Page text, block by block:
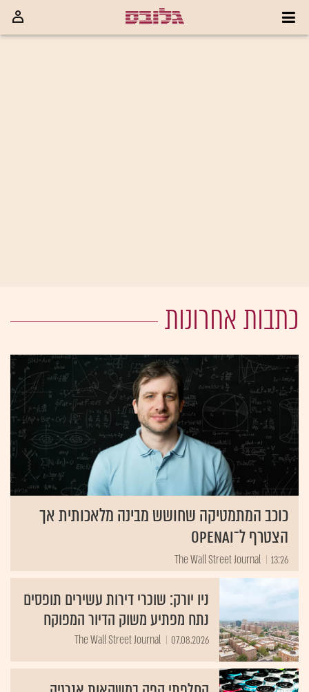
כתבות אחרונות
כוכב המתמטיקה שחושש מבינה מלאכותית אך
הצטרף ל־OpenAI
13:26
The Wall Street Journal
ניו יורק: שוכרי דירות עשירים תופסים
נתח מפתיע משוק הדיור המפוקח
07.08.2026
The Wall Street Journal